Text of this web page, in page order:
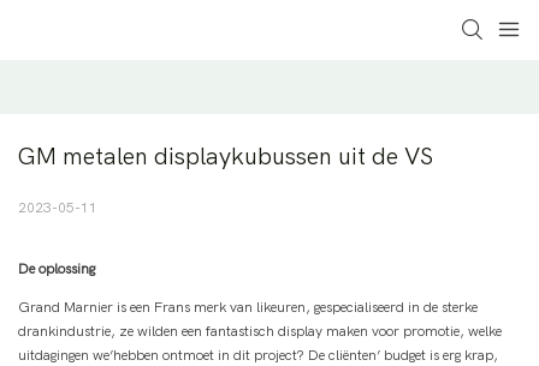
GM metalen displaykubussen uit de VS
2023-05-11
De oplossing
Grand Marnier is een Frans merk van likeuren, gespecialiseerd in de sterke
drankindustrie, ze wilden een fantastisch display maken voor promotie, welke
uitdagingen we’hebben ontmoet in dit project? De cliënten’ budget is erg krap,